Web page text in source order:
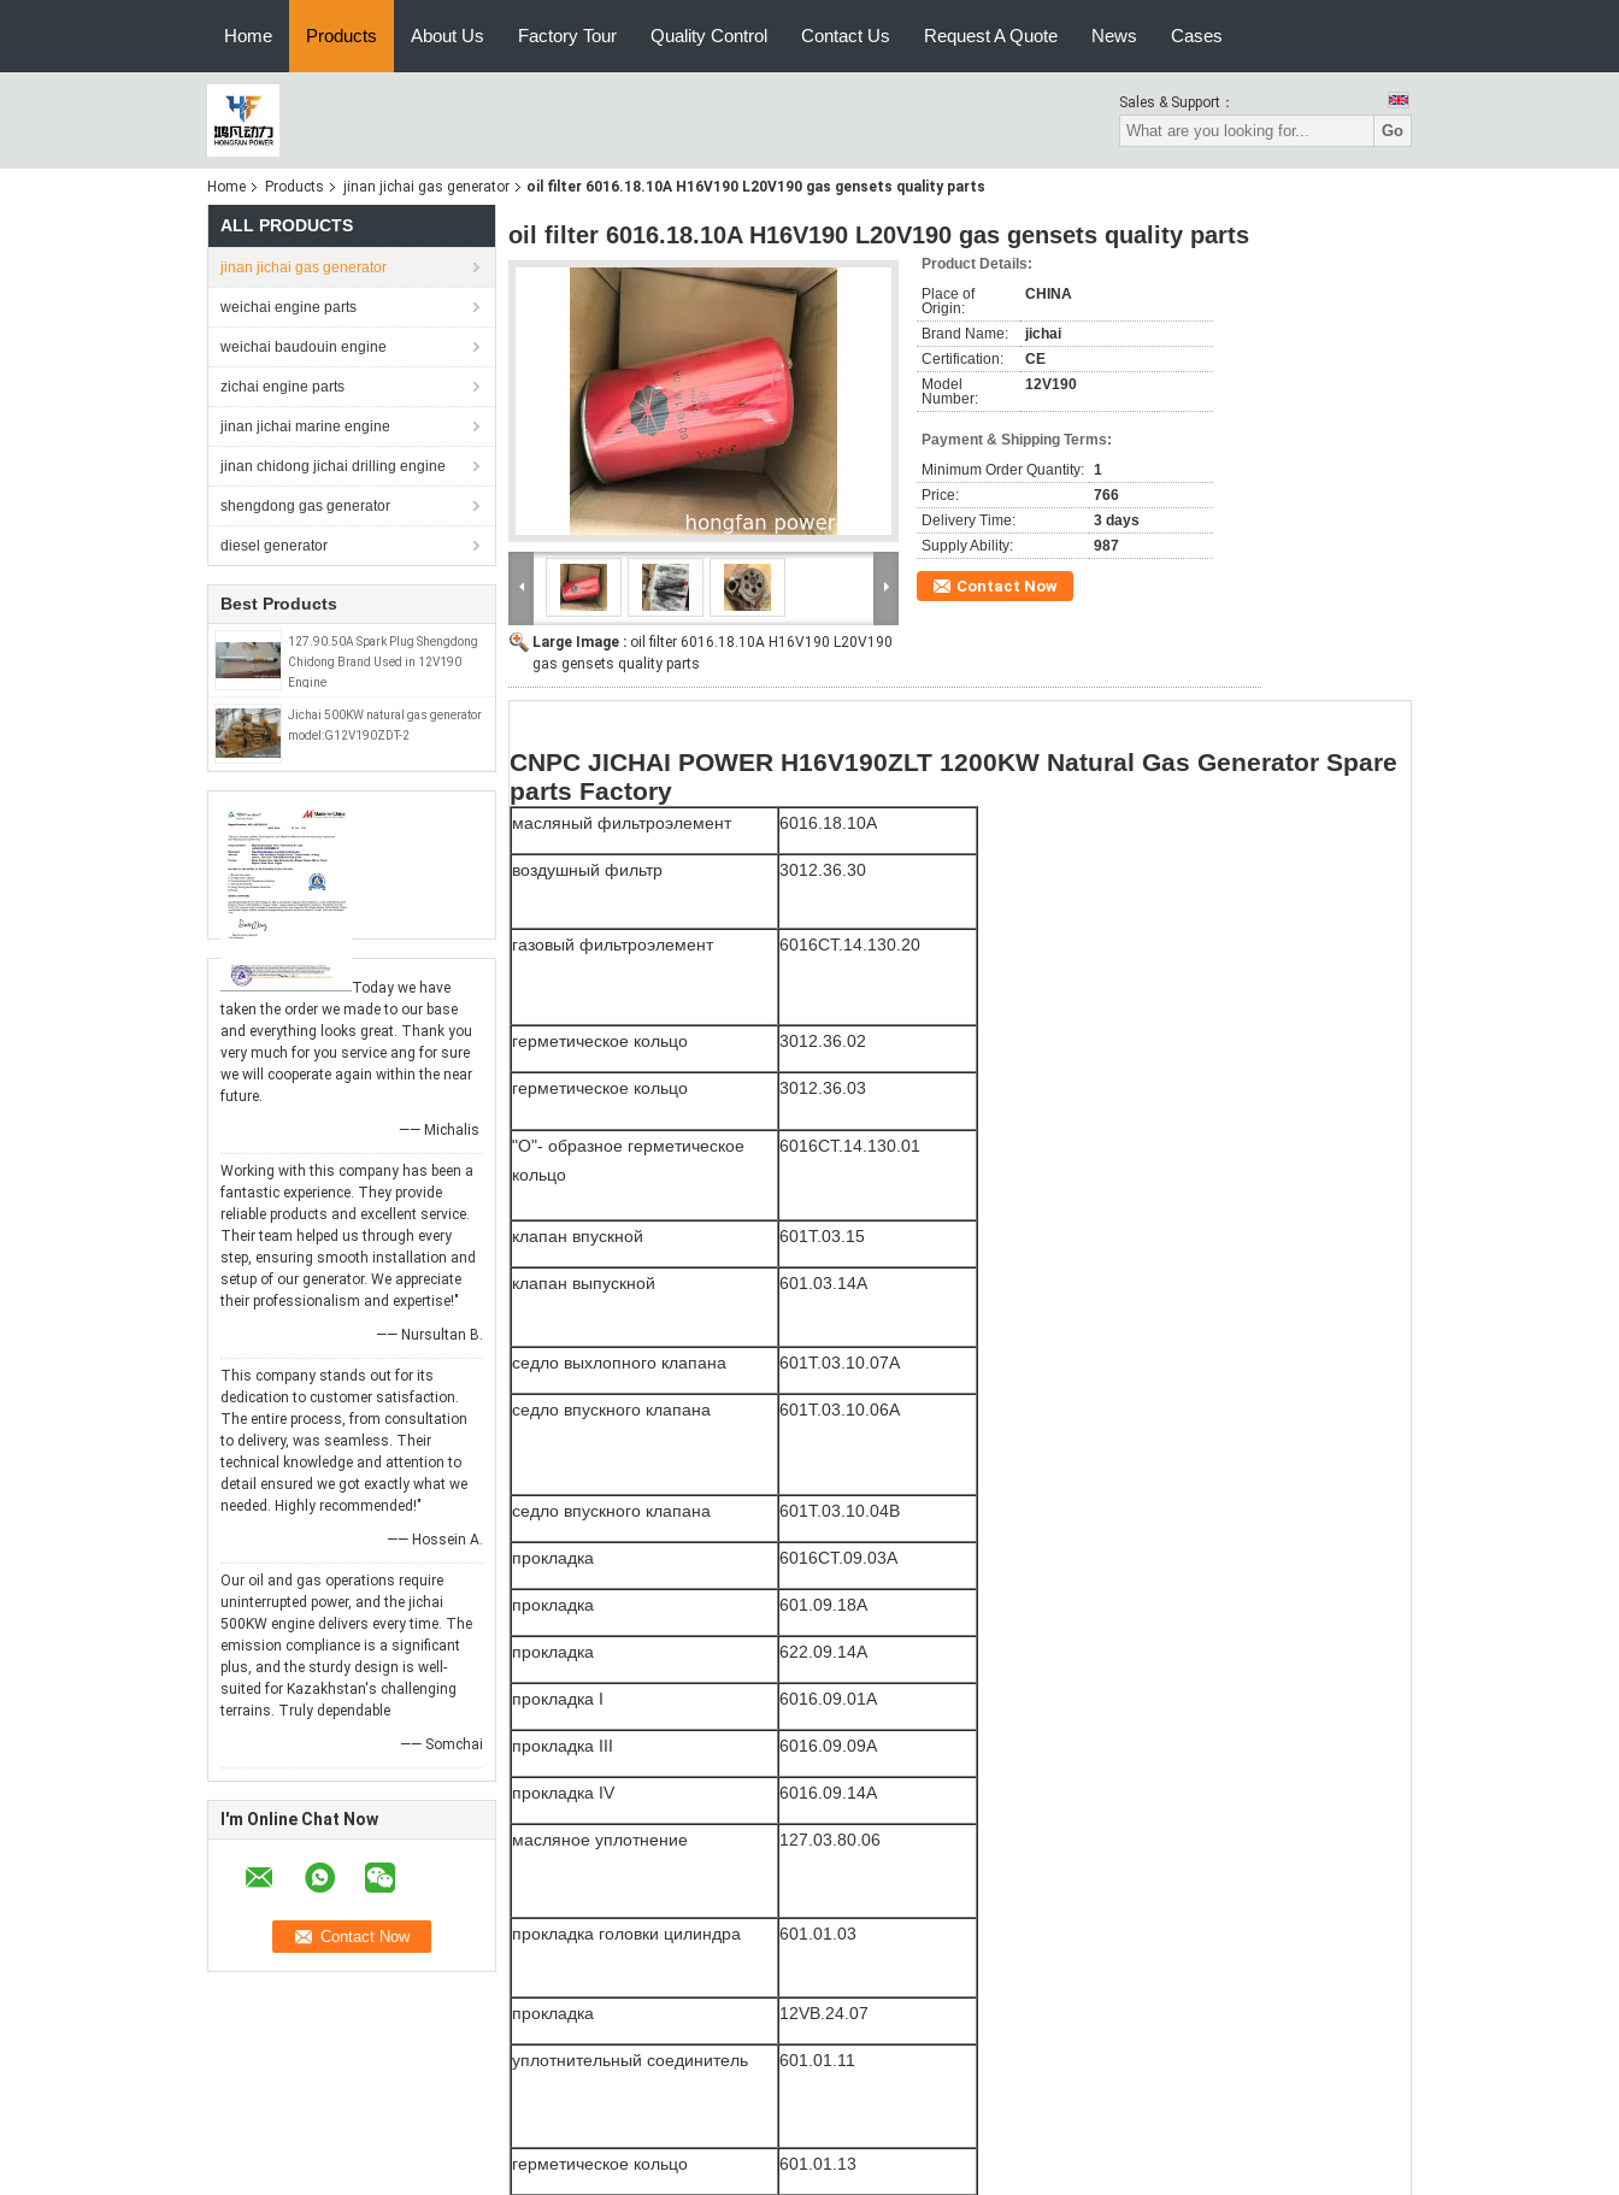
Home Products About Us Factory Tour Quality Control Contact Us Request A Quote News Cases
Sales & Support：
Go
Home Products jinan jichai gas generator oil filter 6016.18.10A H16V190 L20V190 gas gensets quality parts
ALL PRODUCTS
jinan jichai gas generator
weichai engine parts
weichai baudouin engine
zichai engine parts
jinan jichai marine engine
jinan chidong jichai drilling engine
shengdong gas generator
diesel generator
Best Products
127.90.50A Spark Plug Shengdong
Chidong Brand Used in 12V190
Engine
Jichai 500KW natural gas generator
model:G12V190ZDT-2
Today we have
taken the order we made to our base
and everything looks great. Thank you
very much for you service ang for sure
we will cooperate again within the near
future.
—— Michalis
Working with this company has been a
fantastic experience. They provide
reliable products and excellent service.
Their team helped us through every
step, ensuring smooth installation and
setup of our generator. We appreciate
their professionalism and expertise!"
—— Nursultan B.
This company stands out for its
dedication to customer satisfaction.
The entire process, from consultation
to delivery, was seamless. Their
technical knowledge and attention to
detail ensured we got exactly what we
needed. Highly recommended!"
—— Hossein A.
Our oil and gas operations require
uninterrupted power, and the jichai
500KW engine delivers every time. The
emission compliance is a significant
plus, and the sturdy design is well-
suited for Kazakhstan's challenging
terrains. Truly dependable
—— Somchai
I'm Online Chat Now
oil filter 6016.18.10A H16V190 L20V190 gas gensets quality parts
Large Image : oil filter 6016.18.10A H16V190 L20V190
gas gensets quality parts
Product Details:
Place of
Origin:
CHINA
Brand Name:
jichai
Certification:
CE
Model
Number:
12V190
Payment & Shipping Terms:
Minimum Order Quantity: 1
Price:
766
Delivery Time:
3 days
Supply Ability:
987
Contact Now
CNPC JICHAI POWER H16V190ZLT 1200KW Natural Gas Generator Spare
parts Factory
масляный фильтроэлемент 6016.18.10A
воздушный фильтр 3012.36.30
газовый фильтроэлемент 6016CT.14.130.20
герметическое кольцо 3012.36.02
герметическое кольцо 3012.36.03
"О"- образное герметическое
кольцо
6016CT.14.130.01
клапан впускной 601T.03.15
клапан выпускной 601.03.14A
седло выхлопного клапана 601T.03.10.07A
седло впускного клапана 601T.03.10.06A
седло впускного клапана 601T.03.10.04B
прокладка 6016CT.09.03A
прокладка 601.09.18A
прокладка 622.09.14A
прокладка I 6016.09.01A
прокладка III 6016.09.09A
прокладка IV 6016.09.14A
масляное уплотнение 127.03.80.06
прокладка головки цилиндра 601.01.03
прокладка 12VB.24.07
уплотнительный соединитель 601.01.11
герметическое кольцо 601.01.13